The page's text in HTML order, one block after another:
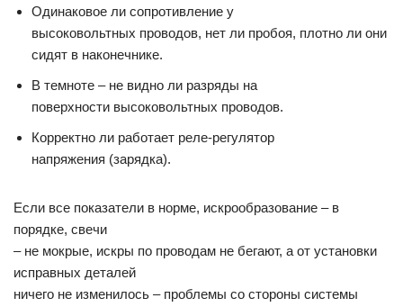
Одинаковое ли сопротивление у
высоковольтных проводов, нет ли пробоя, плотно ли они
сидят в наконечнике.
В темноте – не видно ли разряды на
поверхности высоковольтных проводов.
Корректно ли работает реле-регулятор
напряжения (зарядка).
Если все показатели в норме, искрообразование – в
порядке, свечи
– не мокрые, искры по проводам не бегают, а от установки
исправных деталей
ничего не изменилось – проблемы со стороны системы